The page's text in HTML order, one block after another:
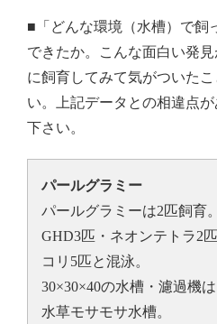
■「どんな環境（水槽）で飼
できたか。こんな面白い発
に飼育してみて気がついた
い。上記データとの相違点
下さい。
パールグラミー
パールグラミーは2匹飼育。
GHD3匹・ネオンテトラ2
コリ5匹と混泳。
30×30×40の水槽・濾過機は
水草モサモサ水槽。